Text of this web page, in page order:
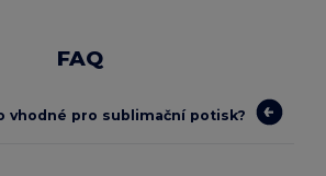
FAQ
vhodné pro sublimační potisk?